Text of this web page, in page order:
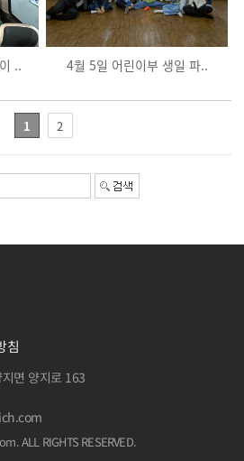
.. 4월 5일 어린이부 생일 파..
1 2
침
면 양지로 163
. ALL RIGHTS RESERVED.